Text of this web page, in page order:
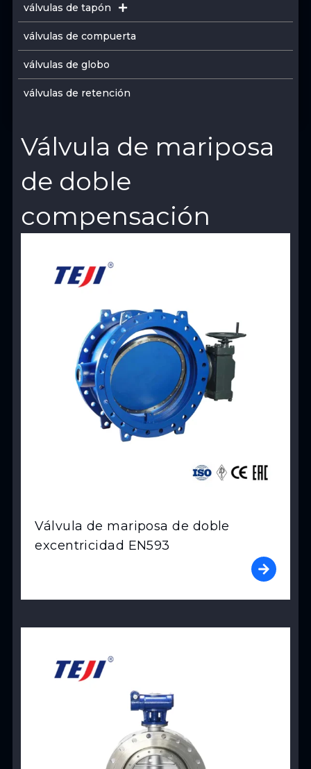
válvulas de tapón
válvulas de compuerta
válvulas de globo
válvulas de retención
Válvula de mariposa
de doble
compensación
Válvula de mariposa de doble
excentricidad EN593